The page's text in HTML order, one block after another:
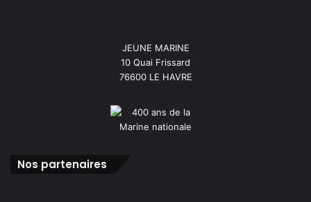
JEUNE MARINE
10 Quai Frissard
76600 LE HAVRE
Nos partenaires